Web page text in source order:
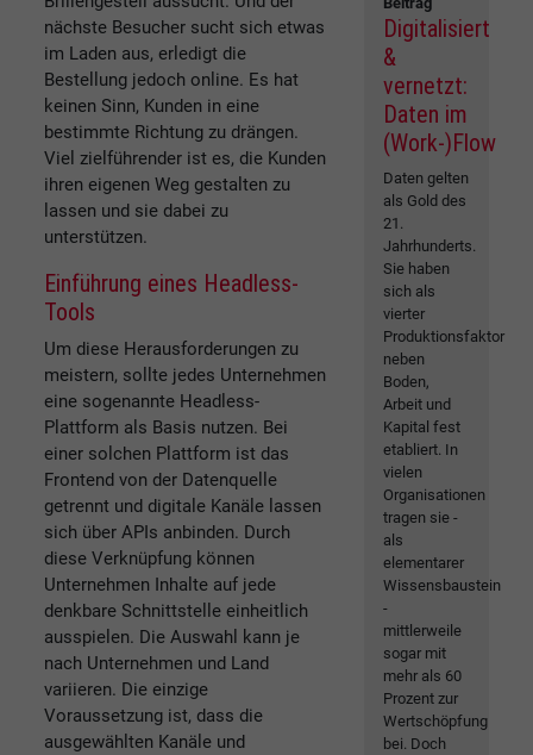
nächste Besucher sucht sich etwas
im Laden aus, erledigt die
Bestellung jedoch online. Es hat
keinen Sinn, Kunden in eine
bestimmte Richtung zu drängen.
Viel zielführender ist es, die Kunden
ihren eigenen Weg gestalten zu
lassen und sie dabei zu
unterstützen.
Einführung eines Headless-
Tools
Um diese Herausforderungen zu
meistern, sollte jedes Unternehmen
eine sogenannte Headless-
Plattform als Basis nutzen. Bei
einer solchen Plattform ist das
Frontend von der Datenquelle
getrennt und digitale Kanäle lassen
sich über APIs anbinden. Durch
diese Verknüpfung können
Unternehmen Inhalte auf jede
denkbare Schnittstelle einheitlich
ausspielen. Die Auswahl kann je
nach Unternehmen und Land
variieren. Die einzige
Voraussetzung ist, dass die
ausgewählten Kanäle und
Digitalisiert
&
vernetzt:
Daten im
(Work-)Flow
Daten gelten
als Gold des
21.
Jahrhunderts.
Sie haben
sich als
vierter
Produktionsfaktor
neben
Boden,
Arbeit und
Kapital fest
etabliert. In
vielen
Organisationen
tragen sie -
als
elementarer
Wissensbaustein
-
mittlerweile
sogar mit
mehr als 60
Prozent zur
Wertschöpfung
bei. Doch